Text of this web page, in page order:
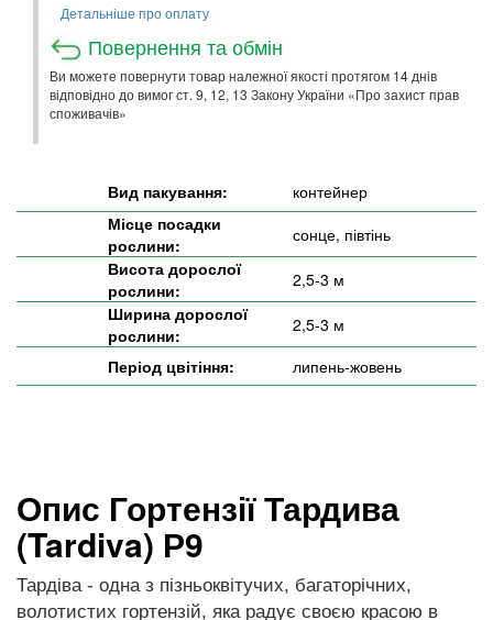
Детальніше про оплату
Повернення та обмін
Ви можете повернути товар належної якості протягом 14 днів
відповідно до вимог ст. 9, 12, 13 Закону України «Про захист прав
споживачів»
Вид пакування:
контейнер
Місце посадки
рослини:
сонце, півтінь
Висота дорослої
рослини:
2,5-3 м
Ширина дорослої
рослини:
2,5-3 м
Період цвітіння:
липень-жовень
Опис Гортензії Тардива
(Tardiva) Р9
Тардіва - одна з пізньоквітучих, багаторічних,
волотистих гортензій, яка радує своєю красою в